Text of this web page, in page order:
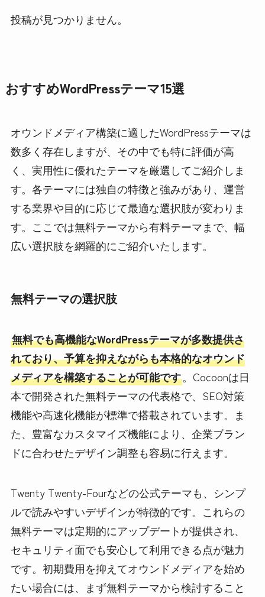
投稿が見つかりません。
おすすめWordPressテーマ15選
オウンドメディア構築に適したWordPressテーマは
数多く存在しますが、その中でも特に評価が高
く、実用性に優れたテーマを厳選してご紹介しま
す。各テーマには独自の特徴と強みがあり、運営
する業界や目的に応じて最適な選択肢が変わりま
す。ここでは無料テーマから有料テーマまで、幅
広い選択肢を網羅的にご紹介いたします。
無料テーマの選択肢
無料でも高機能なWordPressテーマが多数提供さ
れており、予算を抑えながらも本格的なオウンド
メディアを構築することが可能です。Cocoonは日
本で開発された無料テーマの代表格で、SEO対策
機能や高速化機能が標準で搭載されています。ま
た、豊富なカスタマイズ機能により、企業ブラン
ドに合わせたデザイン調整も容易に行えます。
Twenty Twenty-Fourなどの公式テーマも、シンプ
ルで読みやすいデザインが特徴的です。これらの
無料テーマは定期的にアップデートが提供され、
セキュリティ面でも安心して利用できる点が魅力
です。初期費用を抑えてオウンドメディアを始め
たい場合には、まず無料テーマから検討すること